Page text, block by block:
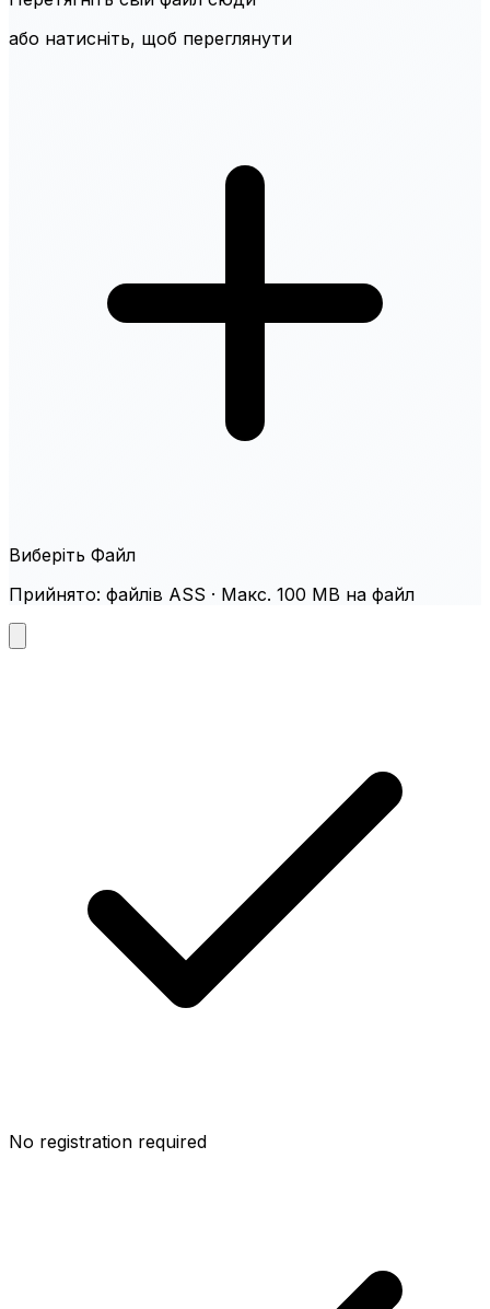
або натисніть, щоб переглянути
Виберіть Файл
Прийнято: файлів ASS · Макс. 100 MB на файл
No registration required